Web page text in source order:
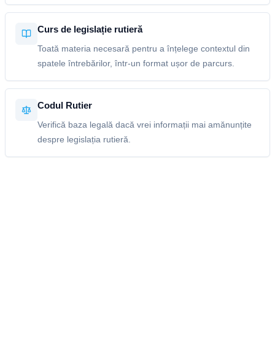
Curs de legislație rutieră
Toată materia necesară pentru a înțelege contextul din
spatele întrebărilor, într-un format ușor de parcurs.
Codul Rutier
Verifică baza legală dacă vrei informații mai amănunțite
despre legislația rutieră.